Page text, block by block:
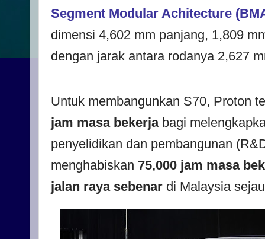
Segment Modular Achitecture
dimensi 4,602 mm panjang, 1,809
dengan jarak antara rodanya 2,627
Untuk membangunkan S70, Proton
jam masa bekerjabagi
penyelidikan dan pembangunan
menghabiskan 75,000 jam masa
jalan raya sebenar di Malaysia